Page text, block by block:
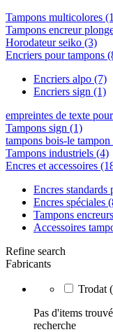
Tampons multicolores
Tampons encreur
Horodateur seiko (3)
Encriers pour tampons
Encriers alpo (7)
Encriers sign (1)
empreintes de texte
Tampons sign (1)
tampons bois-le
Tampons industriels (4)
Encres et accessoires
Encres standards
Encres spéciales
Tampons encreurs
Accessoires
Refine search
Fabricants
Trodat
Pas d'items
recherche